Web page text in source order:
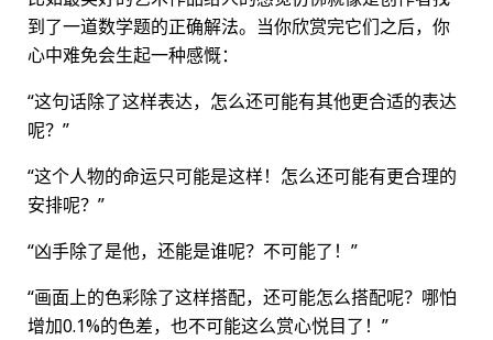
到了一道数学题的正确解法。当你欣赏完它们之后，你
心中难免会生起一种感慨：
“这句话除了这样表达，怎么还可能有其他更合适的表达
呢？”
“这个人物的命运只可能是这样！怎么还可能有更合理的
安排呢？”
“凶手除了是他，还能是谁呢？不可能了！”
“画面上的色彩除了这样搭配，还可能怎么搭配呢？哪怕
增加0.1%的色差，也不可能这么赏心悦目了！”